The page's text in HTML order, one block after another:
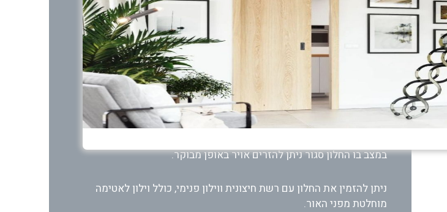
החלון עשוי מעץ אורן פיני משובח, אשר עבר תהליך חיטוי והגנה, כולל
מעטפת האלומיניום החיצונית של החלון המשתלבת עם המרזב, עמידה אף
היא לתנאי מזג אויר קשים.
החלון נפתח ונסגר בקלות רבה ומתייצב בכל נקודה רצויה, כולל היפוך מלא
לצורך ניקוי הזכוכית בעלת 2 שכבות בידודיות (2X4).
במצב בו החלון סגור ניתן להזרים אויר באופן מבוקר.
ניתן להזמין את החלון עם רשת חיצונית ווילון פנימי, כולל וילון לאטימה
מוחלטת מפני האור.